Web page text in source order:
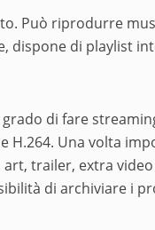
Può riprodurre
dispone di playlist
di fare
H.264. Una volta
trailer, extra
di archiviare i